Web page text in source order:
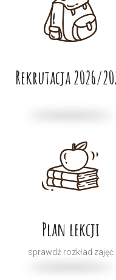
Rekrutacja 2026/
Plan lekcji
sprawdź rozkład zajęć